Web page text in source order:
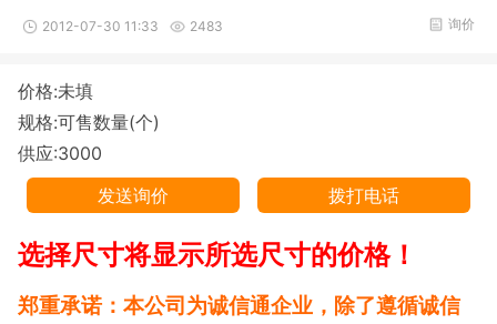
2012-07-30 11:33 2483 询价
价格:未填
规格:可售数量(个)
供应:3000
发送询价
拨打电话
选择尺寸将显示所选尺寸的价格！
郑重承诺：本公司为诚信通企业，除了遵循诚信